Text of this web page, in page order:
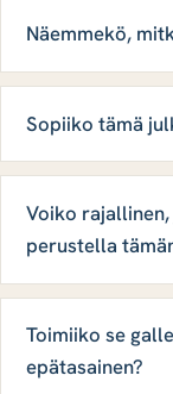
Näemmekö,
Sopiiko tämä
Voiko
perustella
Toimiiko se
epätasainen?